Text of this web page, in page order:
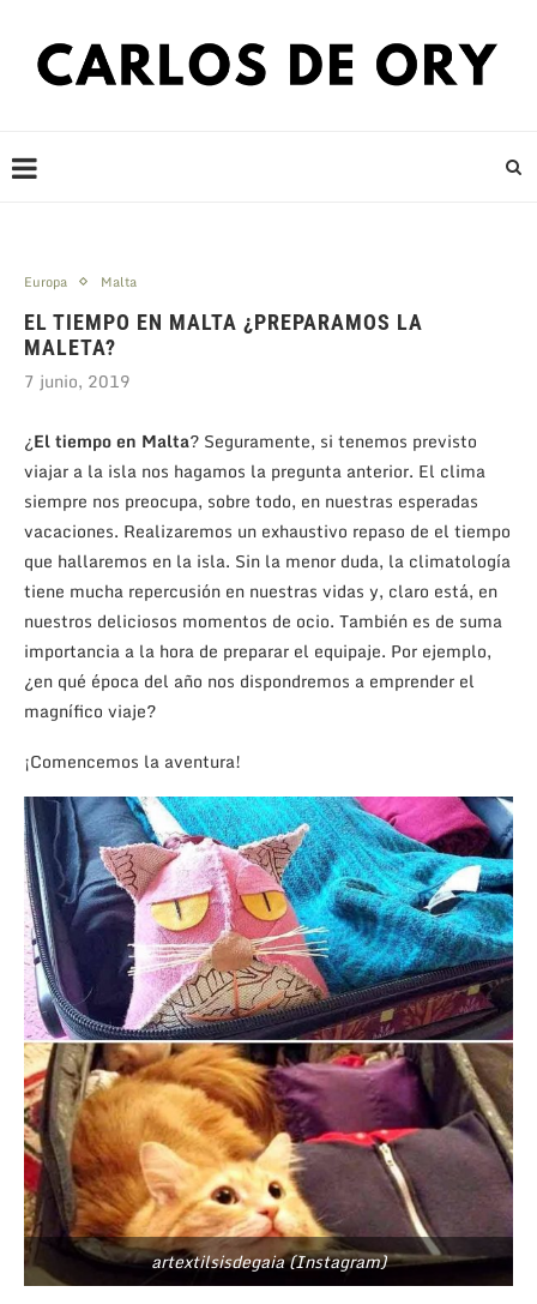
Europa Malta
EL TIEMPO EN MALTA ¿PREPARAMOS LA
MALETA?
7 junio, 2019
¿El tiempo en Malta? Seguramente, si tenemos previsto
viajar a la isla nos hagamos la pregunta anterior. El clima
siempre nos preocupa, sobre todo, en nuestras esperadas
vacaciones. Realizaremos un exhaustivo repaso de el tiempo
que hallaremos en la isla. Sin la menor duda, la climatología
tiene mucha repercusión en nuestras vidas y, claro está, en
nuestros deliciosos momentos de ocio. También es de suma
importancia a la hora de preparar el equipaje. Por ejemplo,
¿en qué época del año nos dispondremos a emprender el
magnífico viaje?
¡Comencemos la aventura!
artextilsisdegaia (Instagram)